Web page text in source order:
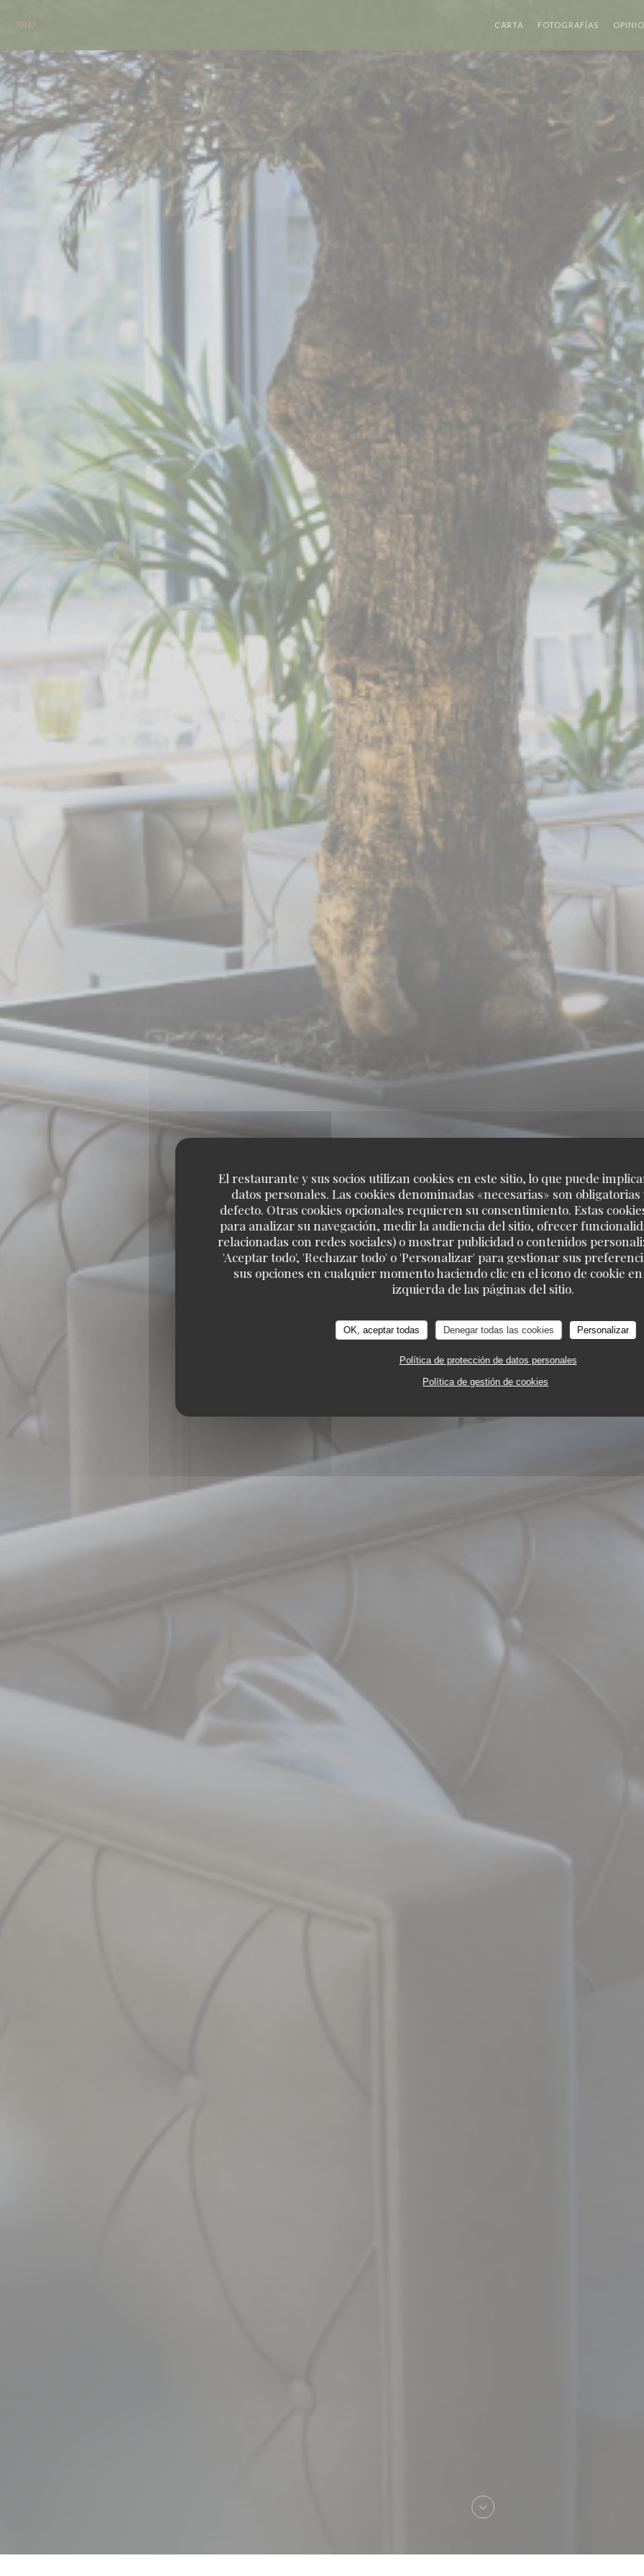
El restaurante y sus socios utilizan cookies en este sitio, lo que puede
datos personales. Las cookies denominadas «necesarias» son
defecto. Otras cookies opcionales requieren su consentimiento. Estas
para analizar su navegación, medir la audiencia del sitio, ofrecer
relacionadas con redes sociales) o mostrar publicidad o contenidos
'Aceptar todo', 'Rechazar todo' o 'Personalizar' para gestionar sus
sus opciones en cualquier momento haciendo clic en el icono de cookie
izquierda de las páginas del sitio.
OK, aceptar todas Denegar todas las cookies Personalizar
Política de protección de datos personales
Política de gestión de cookies
CARTA FOTOGRAFÍAS